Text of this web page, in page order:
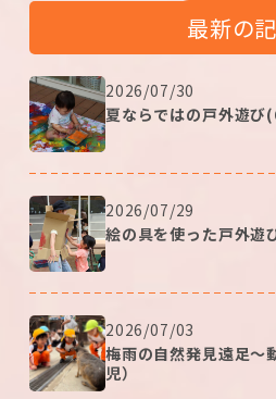
最新の
2026/07/30
夏ならではの戸外遊び
2026/07/29
絵の具を使った戸外遊
2026/07/03
梅雨の自然発見遠足～
児）